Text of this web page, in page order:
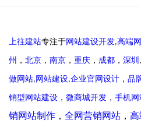
上往建站专注于网站建设开发,高端
州 ， 北京 ， 南京 ， 重庆 ， 成都 ， 深圳 ,
做网站, 网站建设,企业官网设计 ， 品
销型网站建设 ， 微商城开发 ， 手机网
销网站制作 ， 全网营销网站 ， 高